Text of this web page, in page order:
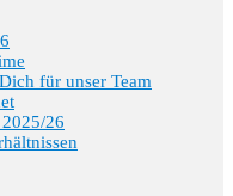
für unser Team
26